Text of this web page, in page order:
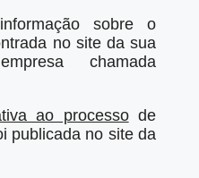
sobre o
no site da sua
chamada
ao processode
publicada no site da